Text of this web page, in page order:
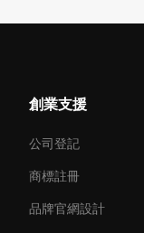
創業支援
公司登記
商標註冊
品牌官網設計